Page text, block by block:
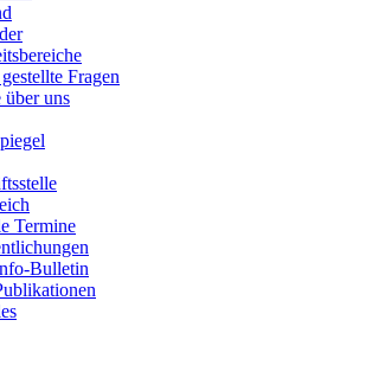
Fragen
über uns
Termine
Bulletin